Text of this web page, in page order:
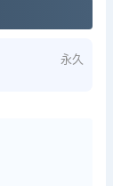
永久